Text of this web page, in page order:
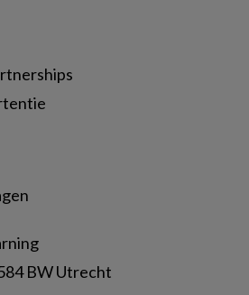
BW Utrecht